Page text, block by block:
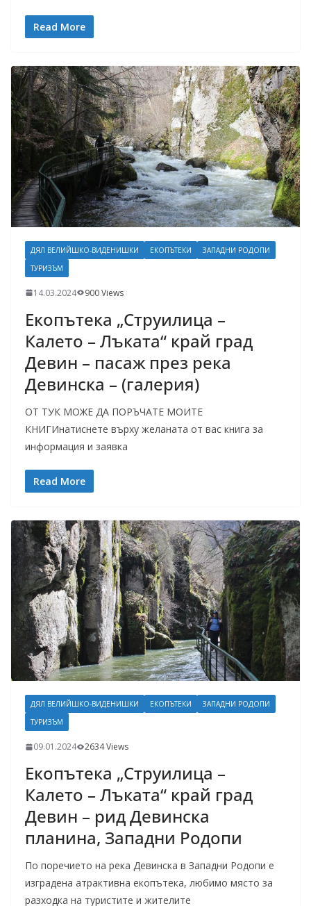
Read More
ДЯЛ ВЕЛИЙШКО-ВИДЕНИШКИ ЕКОПЪТЕКИ
ЗАПАДНИ РОДОПИ
ТУРИЗЪМ
14.03.2024 900 Views
Екопътека „Струилица –
Калето – Лъката“ край град
Девин – пасаж през река
Девинска – (галерия)
ОТ ТУК МОЖЕ ДА ПОРЪЧАТЕ МОИТЕ
КНИГИнатиснете върху желаната от вас книга за
информация и заявка
Read More
ДЯЛ ВЕЛИЙШКО-ВИДЕНИШКИ ЕКОПЪТЕКИ
ЗАПАДНИ РОДОПИ
ТУРИЗЪМ
09.01.2024 2634 Views
Екопътека „Струилица –
Калето – Лъката“ край град
Девин – рид Девинска
планина, Западни Родопи
По поречието на река Девинска в Западни Родопи е
изградена атрактивна екопътека, любимо място за
разходка на туристите и жителите